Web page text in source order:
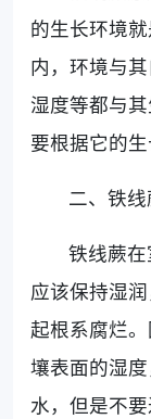
的生长环境
内，环境与
湿度等都与
要根据它的生
二、铁
铁线蕨
应该保持湿
起根系腐烂
壤表面的湿
水，但是不要